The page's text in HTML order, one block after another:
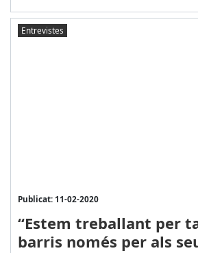
Entrevistes
Publicat: 11-02-2020
“Estem treballant per
barris només per als